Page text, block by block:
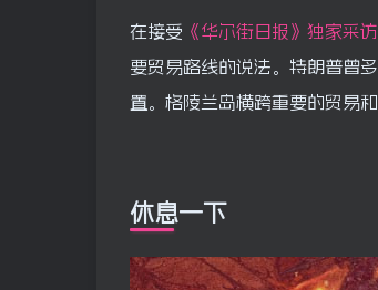
在接受 《华尔街日报》 独家采访
要贸易路线的说法。特朗普曾
置。格陵兰岛横跨重要的贸易
休息一下